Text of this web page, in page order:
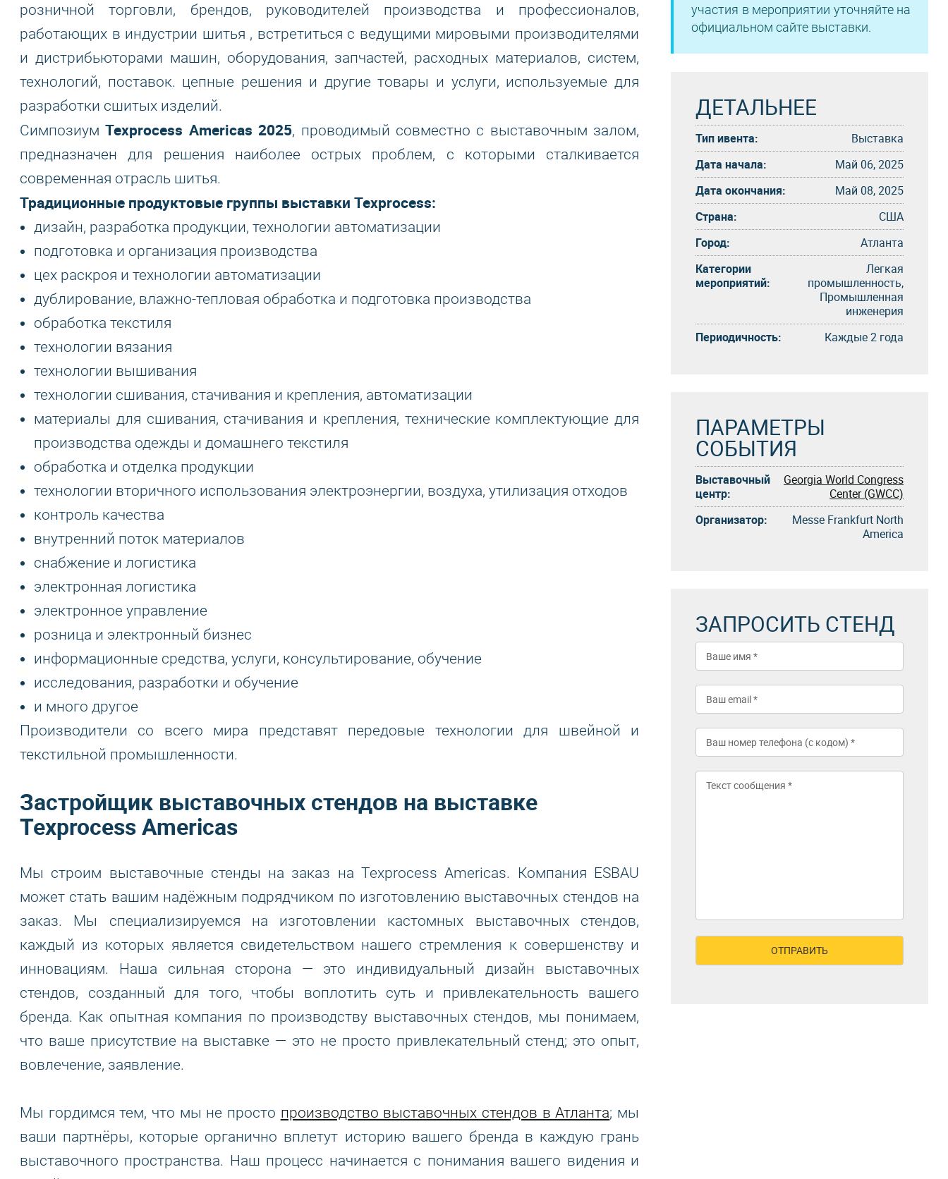
розничной торговли, брендов, руководителей производства и профессионалов,
работающих в индустрии шитья , встретиться с ведущими мировыми производителями
и дистрибьюторами машин, оборудования, запчастей, расходных материалов, систем,
технологий, поставок. цепные решения и другие товары и услуги, используемые для
разработки сшитых изделий.
СимпозиумTexprocess Americas 2025, проводимый совместно с выставочным залом,
предназначен для решения наиболее острых проблем, с которыми сталкивается
современная отрасль шитья.
Традиционные продуктовые группы выставки Texprocess:
дизайн, разработка продукции, технологии автоматизации
подготовка и организация производства
цех раскроя и технологии автоматизации
дублирование, влажно-тепловая обработка и подготовка производства
обработка текстиля
технологии вязания
технологии вышивания
технологии сшивания, стачивания и крепления, автоматизации
материалы для сшивания, стачивания и крепления, технические комплектующие для
производства одежды и домашнего текстиля
обработка и отделка продукции
технологии вторичного использования электроэнергии, воздуха, утилизация отходов
контроль качества
внутренний поток материалов
снабжение и логистика
электронная логистика
электронное управление
розница и электронный бизнес
информационные средства, услуги, консультирование, обучение
исследования, разработки и обучение
и много другое
Производители со всего мира представят передовые технологии для швейной и
текстильной промышленности.
Застройщик выставочных стендов на выставке
Texprocess Americas
Мы строим выставочные стенды на заказ на Texprocess Americas. Компания ESBAU
может стать вашим надёжным подрядчиком по изготовлению выставочных стендов на
заказ. Мы специализируемся на изготовлении кастомных выставочных стендов,
каждый из которых является свидетельством нашего стремления к совершенству и
инновациям. Наша сильная сторона — это индивидуальный дизайн выставочных
стендов, созданный для того, чтобы воплотить суть и привлекательность вашего
бренда. Как опытная компания по производству выставочных стендов, мы понимаем,
что ваше присутствие на выставке — это не просто привлекательный стенд; это опыт,
вовлечение, заявление.
Мы гордимся тем, что мы не просто производство выставочных стендов в Атланта; мы
ваши партнёры, которые органично вплетут историю вашего бренда в каждую грань
выставочного пространства. Наш процесс начинается с понимания вашего видения и
участия в мероприятии уточняйте на
официальном сайте выставки.
ДЕТАЛЬНЕЕ
Тип ивента:
Выставка
Дата начала:
Май 06, 2025
Дата окончания:
Май 08, 2025
Страна:
США
Город:
Атланта
Категории
мероприятий:
Легкая
промышленность,
Промышленная
инженерия
Периодичность:
Каждые 2 года
ПАРАМЕТРЫ
СОБЫТИЯ
Выставочный
центр:
Georgia World Congress
Center (GWCC)
Организатор:
Messe Frankfurt North
America
ЗАПРОСИТЬ СТЕНД